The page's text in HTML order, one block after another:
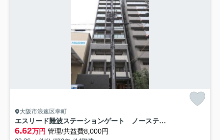
大阪市浪速区幸町
エスリード難波ステーションゲート ノーステラス
6.62万円 管理/共益費8,000円